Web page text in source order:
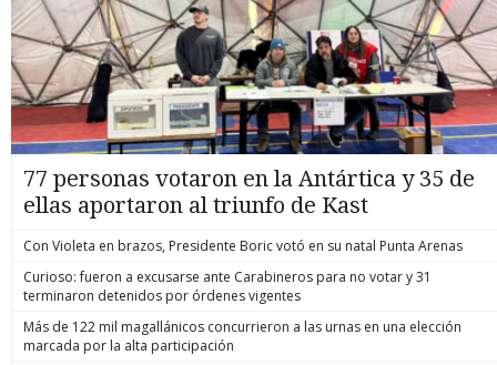
77 personas votaron en la Antártica y 35 de
ellas aportaron al triunfo de Kast
Con Violeta en brazos, Presidente Boric votó en su natal Punta Arenas
Curioso: fueron a excusarse ante Carabineros para no votar y 31
terminaron detenidos por órdenes vigentes
Más de 122 mil magallánicos concurrieron a las urnas en una elección
marcada por la alta participación